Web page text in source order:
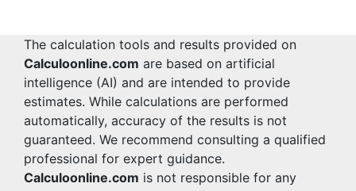
The calculation tools and results provided on
Calculoonline.com are based on artificial
intelligence (AI) and are intended to provide
estimates. While calculations are performed
automatically, accuracy of the results is not
guaranteed. We recommend consulting a qualified
professional for expert guidance.
Calculoonline.com is not responsible for any